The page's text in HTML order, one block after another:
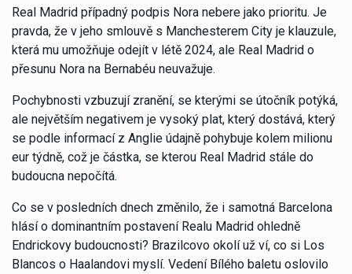
Real Madrid případný podpis Nora nebere jako prioritu. Je
pravda, že v jeho smlouvě s Manchesterem City je klauzule,
která mu umožňuje odejít v létě 2024, ale Real Madrid o
přesunu Nora na Bernabéu neuvažuje.
Pochybnosti vzbuzují zranění, se kterými se útočník potýká,
ale největším negativem je vysoký plat, který dostává, který
se podle informací z Anglie údajně pohybuje kolem milionu
eur týdně, což je částka, se kterou Real Madrid stále do
budoucna nepočítá.
Co se v posledních dnech změnilo, že i samotná Barcelona
hlásí o dominantním postavení Realu Madrid ohledně
Endrickovy budoucnosti? Brazilcovo okolí už ví, co si Los
Blancos o Haalandovi myslí. Vedení Bílého baletu oslovilo